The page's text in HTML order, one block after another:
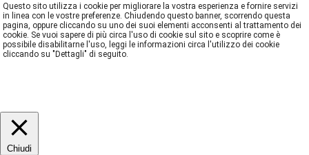
Questo sito utilizza i cookie per migliorare la vostra esperienza e fornire servizi
in linea con le vostre preferenze. Chiudendo questo banner, scorrendo questa
pagina, oppure cliccando su uno dei suoi elementi acconsenti al trattamento dei
cookie. Se vuoi sapere di più circa l'uso di cookie sul sito e scoprire come è
possibile disabilitarne l'uso, leggi le informazioni circa l'utilizzo dei cookie
cliccando su "Dettagli" di seguito.
Chiudi